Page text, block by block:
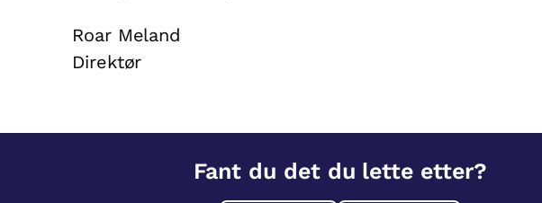
Roar Meland
Direktør
Fant du det du lette etter?